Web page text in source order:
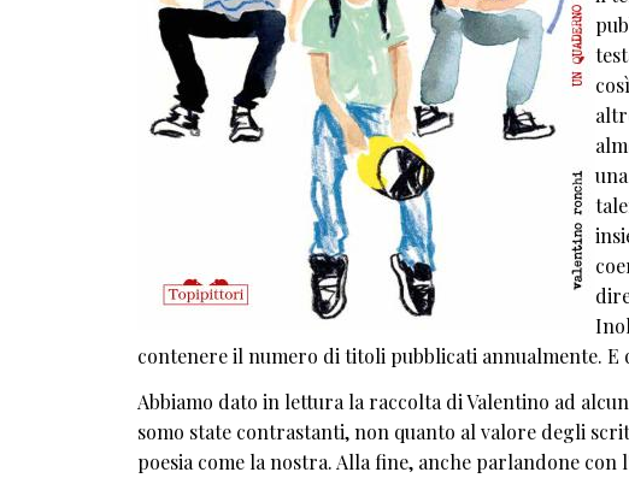
contenere il numero di titoli pubblicati annualmente. E
Abbiamo dato in lettura la raccolta di Valentino ad
somo state contrastanti, non quanto al valore degli
poesia come la nostra. Alla fine, anche parlandone